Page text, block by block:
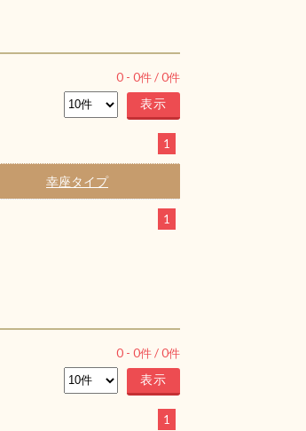
0 - 0件 /0件
1
幸座タイプ
1
0 - 0件 /0件
1